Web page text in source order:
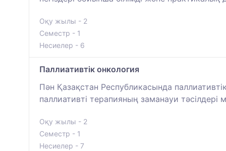
Оқу жылы - 2
Семестр - 1
Несиелер - 6
Паллиативтік онкология
Пән Қазақстан Республикасында
паллиативті терапияның заманауи
Оқу жылы - 2
Семестр - 1
Несиелер - 7